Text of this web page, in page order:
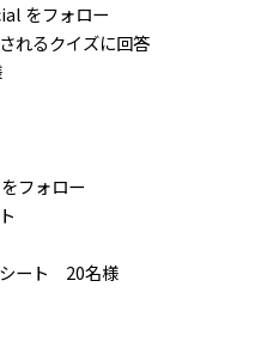
をフォロー
クイズに回答
フォロー
シート 20名様